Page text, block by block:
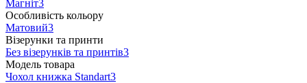
Магніт3
Особливість кольору
Матовий3
Візерунки та принти
Без візерунків та принтів3
Модель товара
Чохол книжка Standart3